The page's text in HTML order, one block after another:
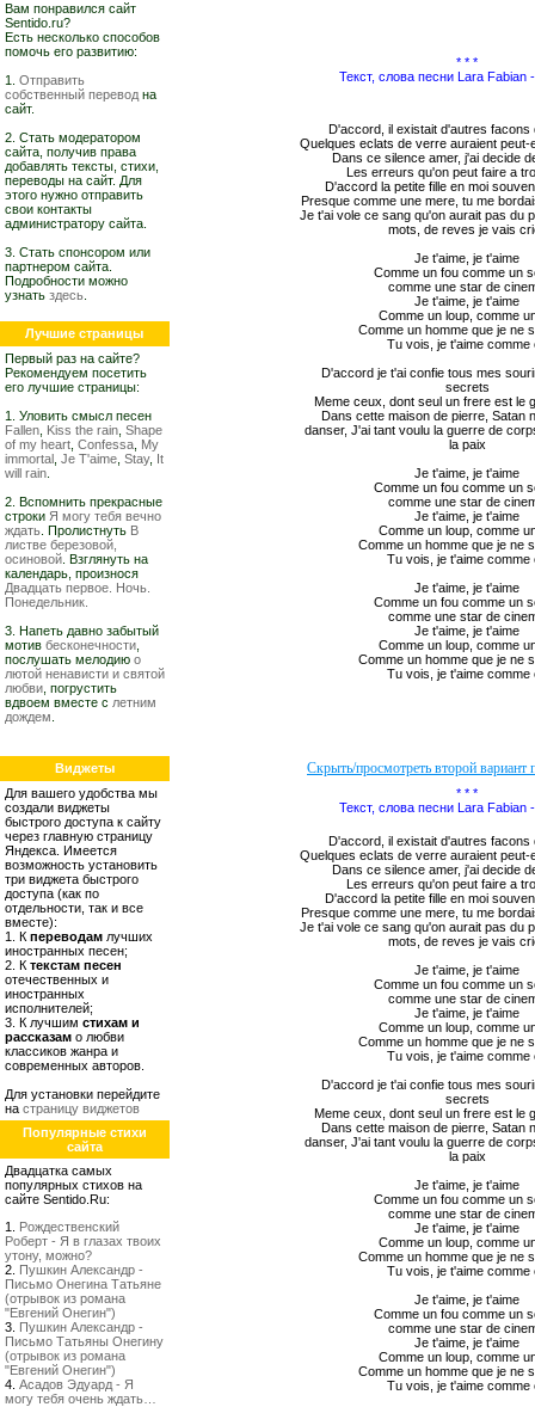
Вам понравился сайт
Sentido.ru?
Есть несколько способов
помочь его развитию:
1. Отправить
собственный перевод на
сайт.
2. Стать модератором
сайта, получив права
добавлять тексты, стихи,
переводы на сайт. Для
этого нужно отправить
свои контакты
администратору сайта.
3. Стать спонсором или
партнером сайта.
Подробности можно
узнать здесь
Лучшие страницы
Первый раз на сайте?
Рекомендуем посетить
его лучшие страницы:
1. Уловить смысл песен
Fallen Kiss the rain Shape
of my heart Confessa My
immortal Je T'aime Stay, It
will rain
2. Вспомнить прекрасные
строки Я могу тебя вечно
ждать . Пролистнуть В
листве березовой,
осиновой . Взглянуть на
календарь, произнося
Двадцать первое. Ночь.
Понедельник.
3. Напеть давно забытый
мотив бесконечности
послушать мелодию о
лютой ненависти и святой
любви , погрустить
вдвоем вместе с летним
дождем
Виджеты
Для вашего удобства мы
создали виджеты
быстрого доступа к сайту
через главную страницу
Яндекса. Имеется
возможность установить
три виджета быстрого
доступа (как по
отдельности, так и все
вместе):
1. К переводам лучших
иностранных песен;
2. К текстам песен
отечественных и
иностранных
исполнителей;
3. К лучшим стихам и
рассказам о любви
классиков жанра и
современных авторов.
Для установки перейдите
на страницу виджетов
Популярные стихи
сайта
Двадцатка самых
популярных стихов на
сайте Sentido.Ru:
1. Рождественский
Роберт - Я в глазах твоих
утону, можно?
2. Пушкин Александр -
Письмо Онегина Татьяне
(отрывок из романа
"Евгений Онегин")
3. Пушкин Александр -
Письмо Татьяны Онегину
(отрывок из романа
"Евгений Онегин")
4. Асадов Эдуард - Я
могу тебя очень ждать…
* * *
Текст, слова песни Lara Fabian
D'accord, il existait d'autres facons
Quelques eclats de verre auraient peut-
Dans ce silence amer, j'ai decide
Les erreurs qu'on peut faire a
D'accord la petite fille en moi
Presque comme une mere, tu me
Je t'ai vole ce sang qu'on aurait pas du
mots, de reves je vais
Je t'aime, je t'aime
Comme un fou comme un
comme une star de
Je t'aime, je t'aime
Comme un loup, comme
Comme un homme que je ne
Tu vois, je t'aime comme
D'accord je t'ai confie tous mes
secrets
Meme ceux, dont seul un frere est le
Dans cette maison de pierre, Satan
danser, J'ai tant voulu la guerre de
la paix
Je t'aime, je t'aime
Comme un fou comme un
comme une star de
Je t'aime, je t'aime
Comme un loup, comme
Comme un homme que je ne
Tu vois, je t'aime comme
Je t'aime, je t'aime
Comme un fou comme un
comme une star de
Je t'aime, je t'aime
Comme un loup, comme
Comme un homme que je ne
Tu vois, je t'aime comme
* * *
Текст, слова песни Lara Fabian
D'accord, il existait d'autres facons
Quelques eclats de verre auraient peut-
Dans ce silence amer, j'ai decide
Les erreurs qu'on peut faire a
D'accord la petite fille en moi
Presque comme une mere, tu me
Je t'ai vole ce sang qu'on aurait pas du
mots, de reves je vais
Je t'aime, je t'aime
Comme un fou comme un
comme une star de
Je t'aime, je t'aime
Comme un loup, comme
Comme un homme que je ne
Tu vois, je t'aime comme
D'accord je t'ai confie tous mes
secrets
Meme ceux, dont seul un frere est le
Dans cette maison de pierre, Satan
danser, J'ai tant voulu la guerre de
la paix
Je t'aime, je t'aime
Comme un fou comme un
comme une star de
Je t'aime, je t'aime
Comme un loup, comme
Comme un homme que je ne
Tu vois, je t'aime comme
Je t'aime, je t'aime
Comme un fou comme un
comme une star de
Je t'aime, je t'aime
Comme un loup, comme
Comme un homme que je ne
Tu vois, je t'aime comme